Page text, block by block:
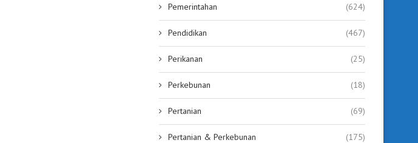
Pemerintahan (624)
Pendidikan (467)
Perikanan (25)
Perkebunan (18)
Pertanian (69)
Pertanian & Perkebunan (175)